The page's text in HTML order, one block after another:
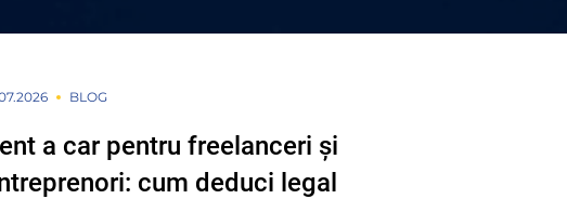
BLOG
a car pentru freelanceri și
cum deduci legal